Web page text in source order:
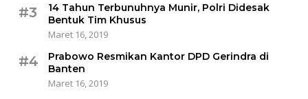
#3
14 Tahun Terbunuhnya Munir, Polri Didesak
Bentuk Tim Khusus
Maret 16, 2019
#4
Prabowo Resmikan Kantor DPD Gerindra di
Banten
Maret 16, 2019